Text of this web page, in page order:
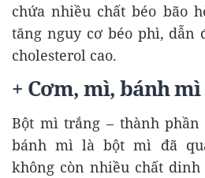
chứa nhiều chất béo bão
tăng nguy cơ béo phì, dẫn
cholesterol cao.
+ Cơm, mì, bánh
Bột mì trắng – thành
bánh mì là bột mì đã
không còn nhiều chất